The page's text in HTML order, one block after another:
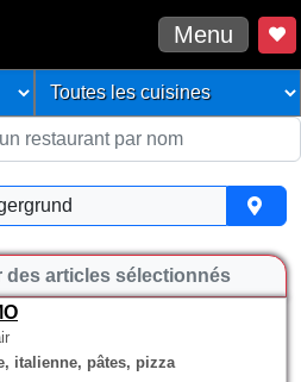
Menu
des articles sélectionnés
italienne, pâtes, pizza